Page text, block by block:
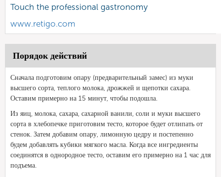
Touch the professional gastronomy
www.retigo.com
Порядок действий
Сначала подготовим опару (предварительный замес) из муки
высшего сорта, теплого молока, дрожжей и щепотки сахара.
Оставим примерно на 15 минут, чтобы подошла.
Из яиц, молока, сахара, сахарной ванили, соли и муки высшего
сорта в хлебопечке приготовим тесто, которое будет отлипать от
стенок. Затем добавим опару, лимонную цедру и постепенно
будем добавлять кубики мягкого масла. Когда все ингредиенты
соединятся в однородное тесто, оставим его примерно на 1 час для
подъема.